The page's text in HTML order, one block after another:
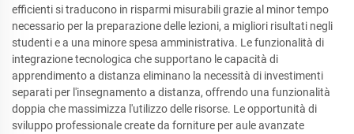
efficienti si traducono in risparmi misurabili grazie al minor tempo
necessario per la preparazione delle lezioni, a migliori risultati negli
studenti e a una minore spesa amministrativa. Le funzionalità di
integrazione tecnologica che supportano le capacità di
apprendimento a distanza eliminano la necessità di investimenti
separati per l'insegnamento a distanza, offrendo una funzionalità
doppia che massimizza l'utilizzo delle risorse. Le opportunità di
sviluppo professionale create da forniture per aule avanzate